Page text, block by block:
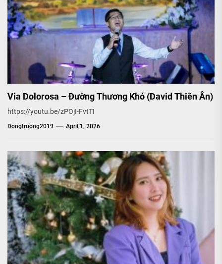
Via Dolorosa – Đường Thương Khó (David Thiên Ân)
https://youtu.be/zPOjI-FvtTI
Dongtruong2019 April 1, 2026